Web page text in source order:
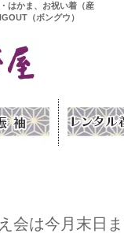
はかま、お祝い着（産
（ボングウ）
会は今月末日ま